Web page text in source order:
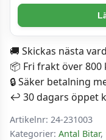
1000
Bitar
mängd
🚚 Skickas nästa
📦 Fri frakt över 800
🔒 Säker betalning
↩️ 30 dagars öppet
Artikelnr: 24-231003
Kategorier: Antal Bitar,